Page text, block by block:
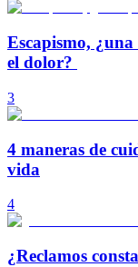
Escapismo,
el dolor?
3
4 maneras de
vida
4
¿Reclamos